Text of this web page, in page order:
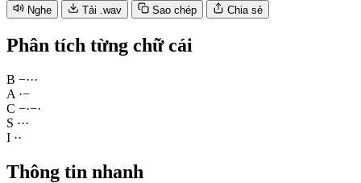
Nghe Tải .wav Sao chép Chia sẻ
Phân tích từng chữ cái
B −···
A ·−
C −·−·
S ···
I ··
Thông tin nhanh